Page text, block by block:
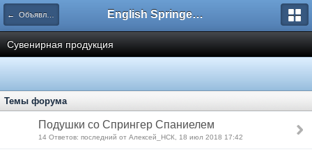
← Объявления English Springer Spaniel Club
Сувенирная продукция
Темы форума
Подушки со Спрингер Спаниелем
14 Ответов: последний от Алексей_НСК, 18 июл 2018 17:42